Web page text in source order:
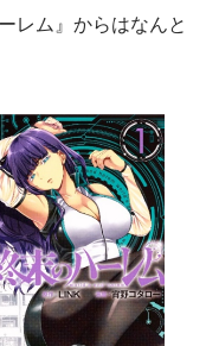
レム』からはなんと